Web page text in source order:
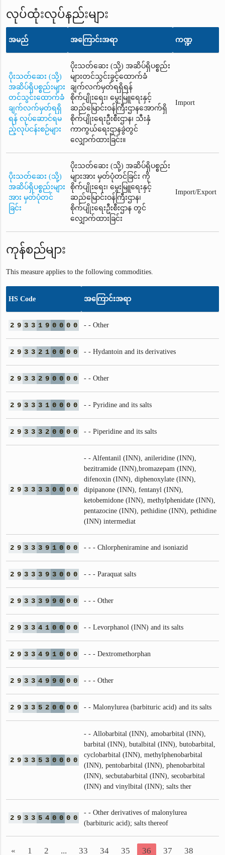
လုပ်ထုံးလုပ်နည်းများ
အမည် အကြောင်းအရာ ကဏ္ဍ
ပိုးသတ်ဆေး (သို့)
အဆိပ်ရှိပစ္စည်းများ
တင်သွင်းထောက်ခံ
ချက်လက်မှတ်ရရှိ
ရန် လုပ်ဆောင်ရမ
ည့်လုပ်ငန်းစဉ်များ
ပိုးသတ်ဆေး (သို့) အဆိပ်ရှိပစ္စည်း
များတင်သွင်းခွင့်ထောက်ခံ
ချက်လက်မှတ်ရရှိရန်
စိုက်ပျိုးရေး၊ မွေးမြူရေးနှင့်
ဆည်မြောင်းဝန်ကြီးဌာနအောက်ရှိ
စိုက်ပျိုးရေးဦးစီးဌာန၊ သီးနှံ
ကာကွယ်ရေးဌာနခွဲတွင်
လျှောက်ထားခြင်း။
Import
ပိုးသတ်ဆေး (သို့)
အဆိပ်ရှိပစ္စည်းများ
အား မှတ်ပုံတင်
ခြင်း
ပိုးသတ်ဆေး (သို့) အဆိပ်ရှိပစ္စည်း
များအား မှတ်ပုံတင်ခြင်း ကို
စိုက်ပျိုးရေး၊ မွေးမြူရေးနှင့်
ဆည်မြောင်းဝန်ကြီးဌာန၊
စိုက်ပျိုးရေးဦးစီးဌာန တွင်
လျှောက်ထားခြင်း
Import/Export
ကုန်စည်များ
This measure applies to the following commodities.
HS Code အကြောင်းအရာ
2 9 3 3 1 9 0 0 0 0 - - Other
2 9 3 3 2 1 0 0 0 0 - - Hydantoin and its derivatives
2 9 3 3 2 9 0 0 0 0 - - Other
2 9 3 3 3 1 0 0 0 0 - - Pyridine and its salts
2 9 3 3 3 2 0 0 0 0 - - Piperidine and its salts
2 9 3 3 3 3 0 0 0 0
- - Alfentanil (INN), anileridine (INN),
bezitramide (INN),bromazepam (INN),
difenoxin (INN), diphenoxylate (INN),
dipipanone (INN), fentanyl (INN),
ketobemidone (INN), methylphenidate (INN),
pentazocine (INN), pethidine (INN), pethidine
(INN) intermediat
2 9 3 3 3 9 1 0 0 0 - - - Chlorpheniramine and isoniazid
2 9 3 3 3 9 3 0 0 0 - - - Paraquat salts
2 9 3 3 3 9 9 0 0 0 - - - Other
2 9 3 3 4 1 0 0 0 0 - - Levorphanol (INN) and its salts
2 9 3 3 4 9 1 0 0 0 - - - Dextromethorphan
2 9 3 3 4 9 9 0 0 0 - - - Other
2 9 3 3 5 2 0 0 0 0 - - Malonylurea (barbituric acid) and its salts
2 9 3 3 5 3 0 0 0 0
- - Allobarbital (INN), amobarbital (INN),
barbital (INN), butalbital (INN), butobarbital,
cyclobarbital (INN), methylphenobarbital
(INN), pentobarbital (INN), phenobarbital
(INN), secbutabarbital (INN), secobarbital
(INN) and vinylbital (INN); salts ther
2 9 3 3 5 4 0 0 0 0
- - Other derivatives of malonylurea
(barbituric acid); salts thereof
« 1 2 ... 33 34 35 36 37 38